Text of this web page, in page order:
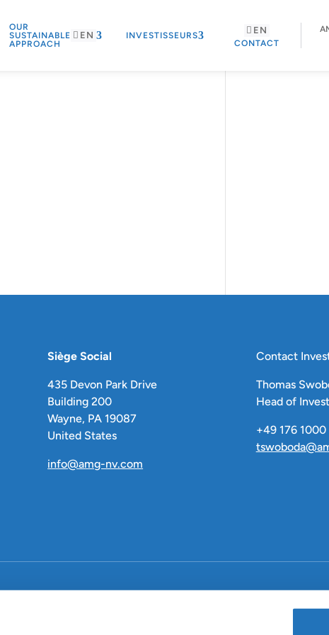
OUR
SUSTAINABLE
APPROACH
EN INVESTISSEURS
CONTACT
EN
Siège Social
435 Devon Park Drive
Building 200
Wayne, PA 19087
United States
info@amg-nv.com
Contact
Thomas
Head of
+49 176 1000